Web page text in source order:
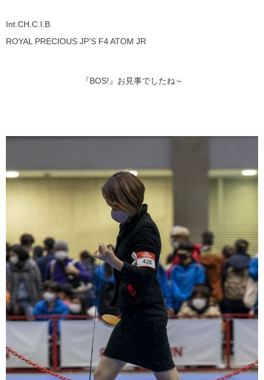
Int.CH.C.I.B
ROYAL PRECIOUS JP’S F4 ATOM JR
『BOS!』お見事でしたね～